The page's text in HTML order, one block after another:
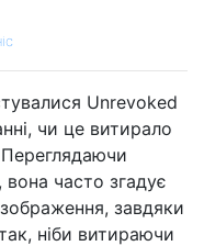
Unrevoked
чи це витирало
часто згадує
завдяки
ніби витираючи